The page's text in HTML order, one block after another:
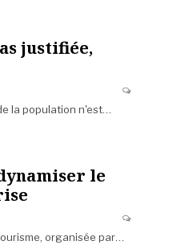
justifiée,
la population n'est…
le
organisée par…